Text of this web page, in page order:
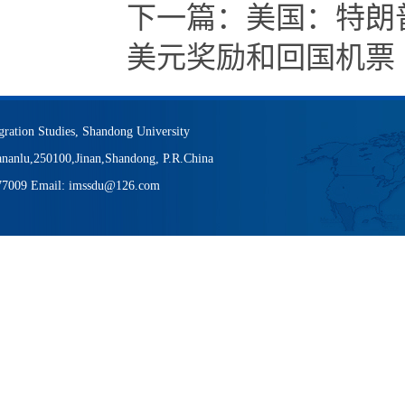
下一篇： 美国：特朗
美元奖励和回国机票
Studies, Shandong University
P.R.China
Email: imssdu@126.com